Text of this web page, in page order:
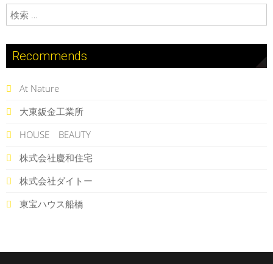
検索:
Recommends
At Nature
大東鈑金工業所
HOUSE BEAUTY
株式会社慶和住宅
株式会社ダイトー
東宝ハウス船橋